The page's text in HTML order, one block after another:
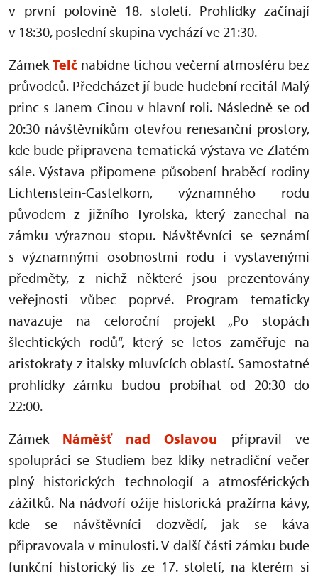
v první polovině 18. století. Prohlídky začínají
v 18:30, poslední skupina vychází ve 21:30.
Zámek Telč nabídne tichou večerní atmosféru bez
průvodců. Předcházet jí bude hudební recitál Malý
princ s Janem Cinou v hlavní roli. Následně se od
20:30 návštěvníkům otevřou renesanční prostory,
kde bude připravena tematická výstava ve Zlatém
sále. Výstava připomene působení hraběcí rodiny
Lichtenstein-Castelkorn, významného rodu
původem z jižního Tyrolska, který zanechal na
zámku výraznou stopu. Návštěvníci se seznámí
s významnými osobnostmi rodu i vystavenými
předměty, z nichž některé jsou prezentovány
veřejnosti vůbec poprvé. Program tematicky
navazuje na celoroční projekt „Po stopách
šlechtických rodů“, který se letos zaměřuje na
aristokraty z italsky mluvících oblastí. Samostatné
prohlídky zámku budou probíhat od 20:30 do
22:00.
Zámek Náměšť nad Oslavou připravil ve
spolupráci se Studiem bez kliky netradiční večer
plný historických technologií a atmosférických
zážitků. Na nádvoří ožije historická pražírna kávy,
kde se návštěvníci dozvědí, jak se káva
připravovala v minulosti. V další části zámku bude
funkční historický lis ze 17. století, na kterém si